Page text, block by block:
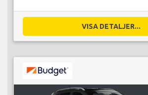
VISA DETALJER...